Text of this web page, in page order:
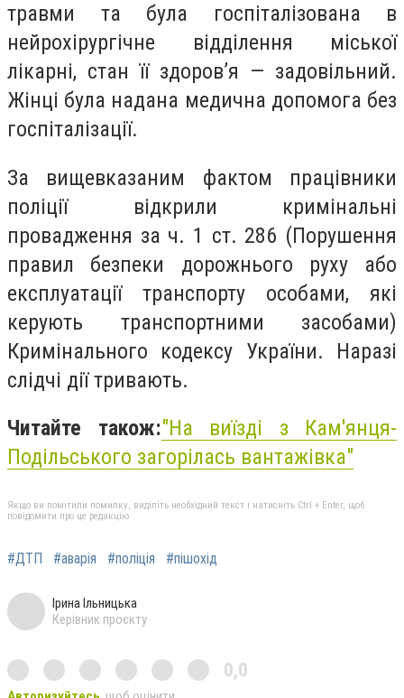
травми та була госпіталізована в
нейрохірургічне відділення міської
лікарні, стан її здоров’я — задовільний.
Жінці була надана медична допомога без
госпіталізації.
За вищевказаним фактом працівники
поліції відкрили кримінальні
провадження за ч. 1 ст. 286 (Порушення
правил безпеки дорожнього руху або
експлуатації транспорту особами, які
керують транспортними засобами)
Кримінального кодексу України. Наразі
слідчі дії тривають.
Читайте також:"На виїзді з Кам'янця-
Подільського загорілась вантажівка"
Якщо ви помітили помилку, виділіть необхідний текст і натисніть Ctrl + Enter, щоб
повідомити про це редакцію
#ДТП #аварія #поліція #пішохід
Ірина Ільницька
Керівник проєкту
0,0